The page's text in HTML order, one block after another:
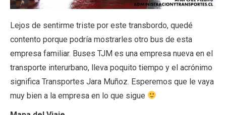
Lejos de sentirme triste por este transbordo, quedé
contento porque podría mostrarles otro bus de esta
empresa familiar. Buses TJM es una empresa nueva en el
transporte interurbano, lleva poquito tiempo y el acrónimo
significa Transportes Jara Muñoz. Esperemos que le vaya
muy bien a la empresa en lo que sigue